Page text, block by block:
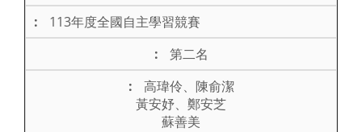
113年度全國自主學習競賽
第二名
高瑋伶、陳俞潔
黃安妤、鄭安芝
蘇善美